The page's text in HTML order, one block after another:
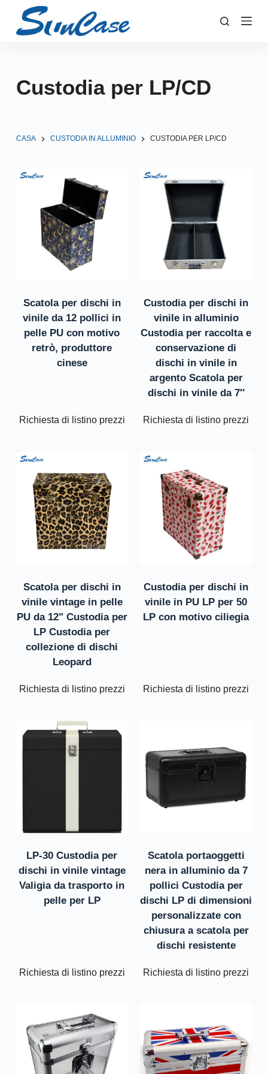
a
a
o
Custodia per LP/CD
CASA CUSTODIA IN ALLUMINIO CUSTODIA PER LP/CD
Scatola per dischi in
vinile da 12 pollici in
pelle PU con motivo
retrò, produttore
cinese
Richiesta di listino prezzi
Custodia per dischi in
vinile in alluminio
Custodia per raccolta e
conservazione di
dischi in vinile in
argento Scatola per
dischi in vinile da 7″
Richiesta di listino prezzi
Scatola per dischi in
vinile vintage in pelle
PU da 12" Custodia per
LP Custodia per
collezione di dischi
Leopard
Richiesta di listino prezzi
Custodia per dischi in
vinile in PU LP per 50
LP con motivo ciliegia
Richiesta di listino prezzi
LP-30 Custodia per
dischi in vinile vintage
Valigia da trasporto in
pelle per LP
Richiesta di listino prezzi
Scatola portaoggetti
nera in alluminio da 7
pollici Custodia per
dischi LP di dimensioni
personalizzate con
chiusura a scatola per
dischi resistente
Richiesta di listino prezzi